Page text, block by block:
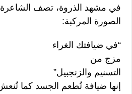
في مشهد الذروة، تصف الشاعرة
الصورة المركبة:
“في ضيافتك الغراء
مزج من
التسنيم والزنجبيل”
إنها ضيافة تُطعم الجسد كما تُنعش